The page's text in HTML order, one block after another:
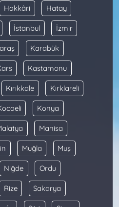
Hakkâri Hatay
İstanbul İzmir
Karabük
Kastamonu
Kırıkkale Kırklareli
Konya
Manisa
Muğla Muş
Niğde Ordu
Rize Sakarya